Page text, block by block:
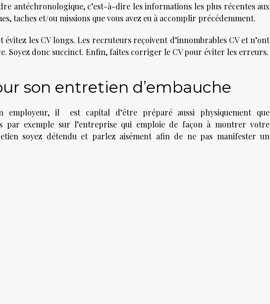
antéchronologique, c’est-à-dire les informations les plus récentes aux
taches et/ou missions que vous avez eu à accomplir précédemment.
évitez les CV longs. Les recruteurs reçoivent d’innombrables CV et n’ont
Soyez donc succinct. Enfin, faites corriger le CV pour éviter les erreurs.
son entretien d’embauche
employeur, il est capital d’être préparé aussi physiquement que
par exemple sur l’entreprise qui emploie de façon à montrer votre
soyez détendu et parlez aisément afin de ne pas manifester un